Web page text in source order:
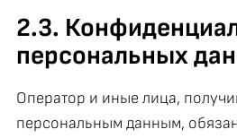
2.3.
персональных
Оператор и иные лица,
персональным данным,